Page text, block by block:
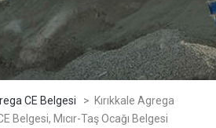
CE Belgesi > Kırıkkale Agrega
Belgesi, Mıcır-Taş Ocağı Belgesi